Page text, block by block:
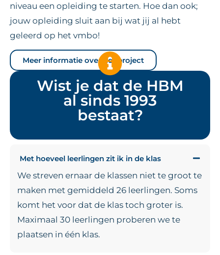
niveau een opleiding te starten. Hoe dan ook;
jouw opleiding sluit aan bij wat jij al hebt
geleerd op het vmbo!
Meer informatie over het project
Wist je dat de HBM
al sinds 1993
bestaat?
Met hoeveel leerlingen zit ik in de klas
We streven ernaar de klassen niet te groot te
maken met gemiddeld 26 leerlingen. Soms
komt het voor dat de klas toch groter is.
Maximaal 30 leerlingen proberen we te
plaatsen in één klas.